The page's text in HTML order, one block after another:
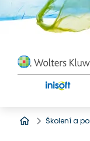
Úvod
Školení a